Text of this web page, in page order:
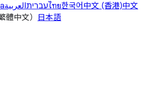
עבריתالعربية ไทย한국어 中文 (香港)中文
體中文） 日本語